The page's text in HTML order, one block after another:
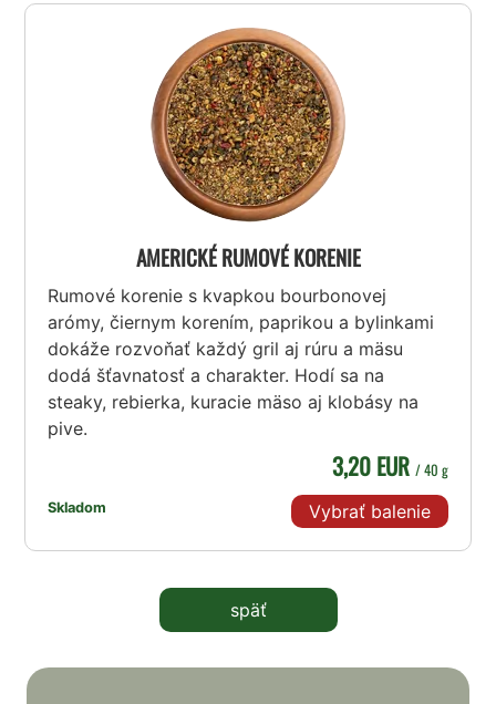
AMERICKÉ RUMOVÉ KORENIE
Rumové korenie s kvapkou bourbonovej
arómy, čiernym korením, paprikou a bylinkami
dokáže rozvoňať každý gril aj rúru a mäsu
dodá šťavnatosť a charakter. Hodí sa na
steaky, rebierka, kuracie mäso aj klobásy na
pive.
Skladom
3,20 EUR / 40 g
Vybrať balenie
späť